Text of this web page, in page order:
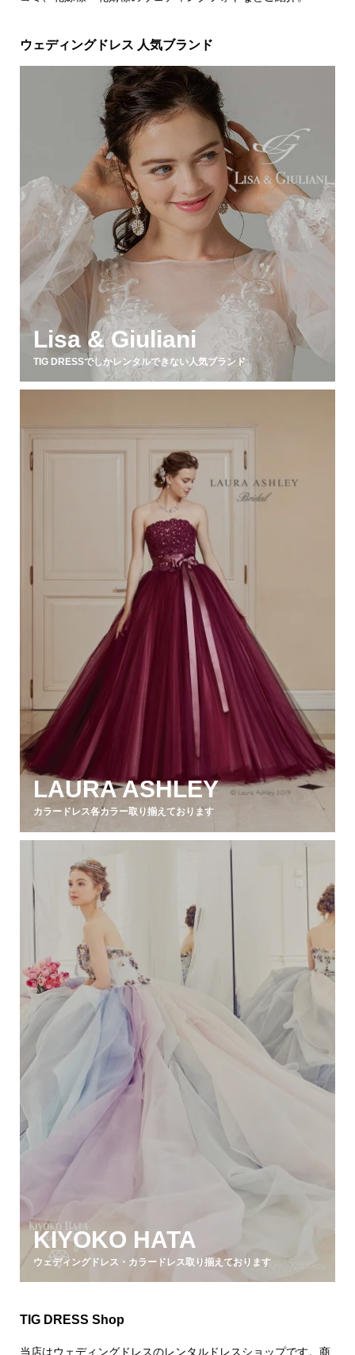
ウェディングドレス 人気ブランド
Lisa & Giuliani
TIG DRESSでしかレンタルできない人気ブランド
LAURA ASHLEY
カラードレス各カラー取り揃えております
KIYOKO HATA
ウェディングドレス・カラードレス取り揃えております
TIG DRESS Shop
当店はウェディングドレスのレンタルドレスショップです。商